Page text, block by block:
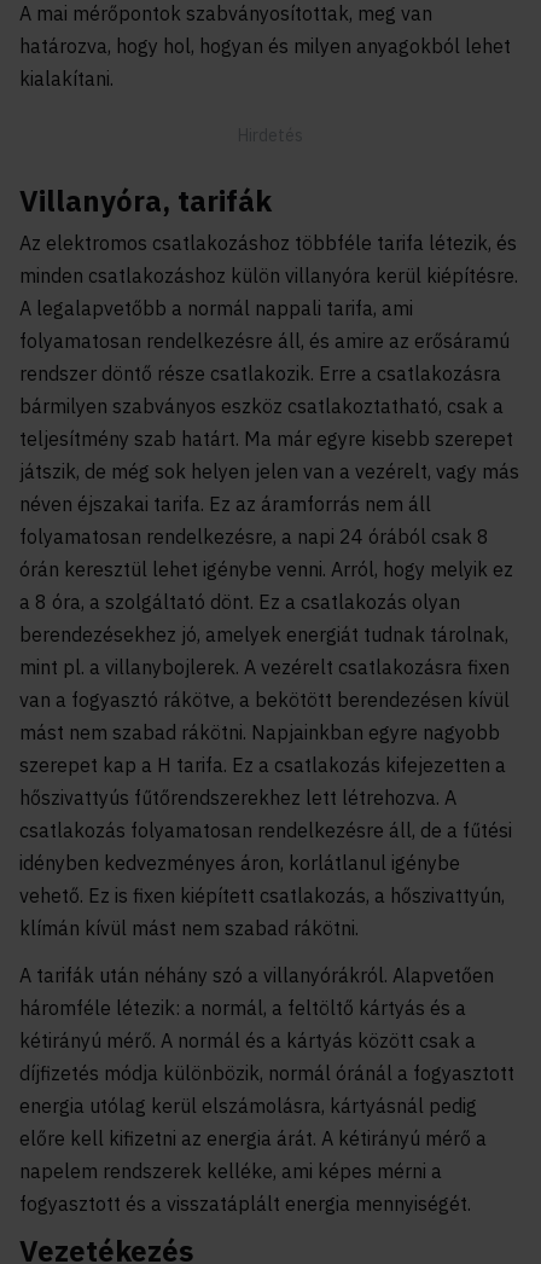
A mai mérőpontok szabványosítottak, meg van
határozva, hogy hol, hogyan és milyen anyagokból lehet
kialakítani.
Villanyóra, tarifák
Az elektromos csatlakozáshoz többféle tarifa létezik, és
minden csatlakozáshoz külön villanyóra kerül kiépítésre.
A legalapvetőbb a normál nappali tarifa, ami
folyamatosan rendelkezésre áll, és amire az erősáramú
rendszer döntő része csatlakozik. Erre a csatlakozásra
bármilyen szabványos eszköz csatlakoztatható, csak a
teljesítmény szab határt. Ma már egyre kisebb szerepet
játszik, de még sok helyen jelen van a vezérelt, vagy más
néven éjszakai tarifa. Ez az áramforrás nem áll
folyamatosan rendelkezésre, a napi 24 órából csak 8
órán keresztül lehet igénybe venni. Arról, hogy melyik ez
a 8 óra, a szolgáltató dönt. Ez a csatlakozás olyan
berendezésekhez jó, amelyek energiát tudnak tárolnak,
mint pl. a villanybojlerek. A vezérelt csatlakozásra fixen
van a fogyasztó rákötve, a bekötött berendezésen kívül
mást nem szabad rákötni. Napjainkban egyre nagyobb
szerepet kap a H tarifa. Ez a csatlakozás kifejezetten a
hőszivattyús fűtőrendszerekhez lett létrehozva. A
csatlakozás folyamatosan rendelkezésre áll, de a fűtési
idényben kedvezményes áron, korlátlanul igénybe
vehető. Ez is fixen kiépített csatlakozás, a hőszivattyún,
klímán kívül mást nem szabad rákötni.
A tarifák után néhány szó a villanyórákról. Alapvetően
háromféle létezik: a normál, a feltöltő kártyás és a
kétirányú mérő. A normál és a kártyás között csak a
díjfizetés módja különbözik, normál óránál a fogyasztott
energia utólag kerül elszámolásra, kártyásnál pedig
előre kell kifizetni az energia árát. A kétirányú mérő a
napelem rendszerek kelléke, ami képes mérni a
fogyasztott és a visszatáplált energia mennyiségét.
Vezetékezés